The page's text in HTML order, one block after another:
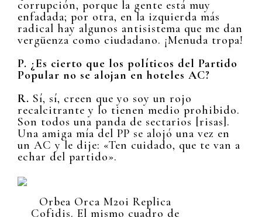
corrupción, porque la gente está muy
enfadada; por otra, en la izquierda más
radical hay algunos antisistema que me dan
vergüenza como ciudadano. ¡Menuda tropa!
P. ¿Es cierto que los políticos del Partido
Popular no se alojan en hoteles AC?
R. Sí, sí, creen que yo soy un rojo
recalcitrante y lo tienen medio prohibido.
Son todos una panda de sectarios [risas].
Una amiga mía del PP se alojó una vez en
un AC y le dije: «Ten cuidado, que te van a
echar del partido».
Orbea Orca M20i Replica
Cofidis. El mismo cuadro de